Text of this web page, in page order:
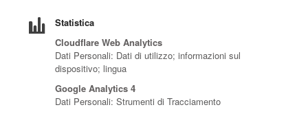
Statistica
Cloudflare Web Analytics
Dati Personali: Dati di utilizzo; informazioni sul
dispositivo; lingua
Google Analytics 4
Dati Personali: Strumenti di Tracciamento